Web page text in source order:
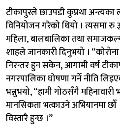
टीकापुरले छाउपडी कुप्रथा
विनियोजन गरेको थियो । त्यसमा रु
महिला, बालबालिका तथा
शाहले जानकारी दिनुभयो ।
निरन्तर हुन सकेन, आगामी वर्ष
नगरपालिका घोषणा गर्ने नीति
भन्नुभयो, “हामी गोठसँगै महिनावारी
मानसिकता भत्काउने अभियानमा
विस्तारै हुन्छ ।”